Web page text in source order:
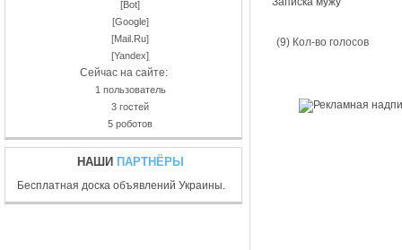
[Bot]
[Google]
[Mail.Ru]
[Yandex]
Сейчас на сайте:
1 пользователь
3 гостей
5 роботов
НАШИ ПАРТНЁРЫ
Бесплатная доска объявлений Украины.
(9) Кол-во голосов